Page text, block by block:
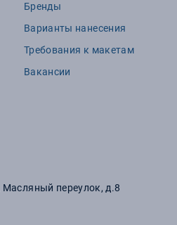
Бренды
Варианты нанесения
Требования к макетам
Вакансии
Масляный переулок, д.8